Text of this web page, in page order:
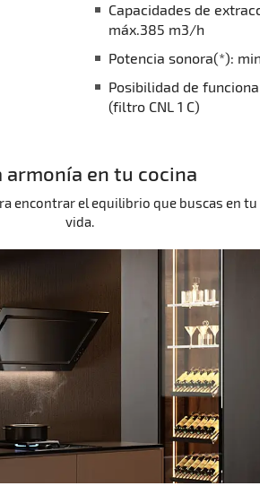
Capacidades de
máx.385 m3/h
Potencia sonora(*):
Posibilidad de
(filtro CNL 1 C)
armonía en tu cocina
encontrar el equilibrio que buscas en
vida.